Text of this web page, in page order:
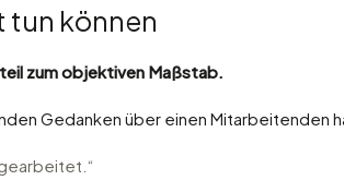
tun können
zum objektiven Maßstab.
Gedanken über einen Mitarbeitenden